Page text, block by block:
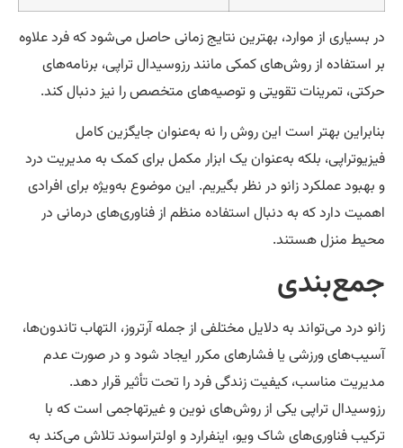
بسیاری از موارد، بهترین نتایج زمانی حاصل می‌شود که فرد علاوه
استفاده از روش‌های کمکی مانند رزوسیدال تراپی، برنامه‌های
تمرینات تقویتی و توصیه‌های متخصص را نیز دنبال کند.
بهتر است این روش را نه به‌عنوان جایگزین کامل
بلکه به‌عنوان یک ابزار مکمل برای کمک به مدیریت درد
عملکرد زانو در نظر بگیریم. این موضوع به‌ویژه برای افرادی
دارد که به دنبال استفاده منظم از فناوری‌های درمانی در
منزل هستند.
درد می‌تواند به دلایل مختلفی از جمله آرتروز، التهاب تاندون‌ها،
ورزشی یا فشارهای مکرر ایجاد شود و در صورت عدم
مناسب، کیفیت زندگی فرد را تحت تأثیر قرار دهد.
تراپی یکی از روش‌های نوین و غیرتهاجمی است که با
فناوری‌های شاک ویو، اینفرارد و اولتراسوند تلاش می‌کند به